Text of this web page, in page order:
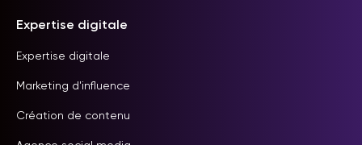
Expertise digitale
Expertise digitale
Marketing d'influence
Création de contenu